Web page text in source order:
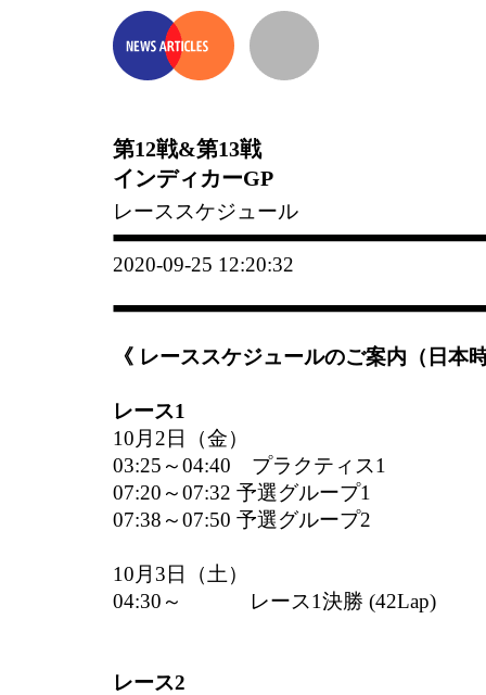
第12戦&第13戦
インディカーGP
レーススケジュール
2020-09-25 12:20:32
《 レーススケジュールのご案内（日本
レース1
10月2日（金）
03:25～04:40 プラクティス1
07:20～07:32 予選グループ1
07:38～07:50 予選グループ2
10月3日（土）
04:30～ レース1決勝 (42Lap)
レース2